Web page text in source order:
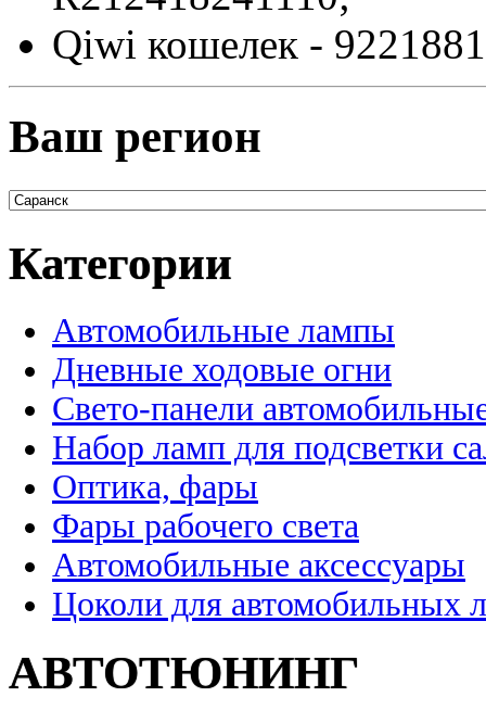
Qiwi кошелек -
Ваш регион
Категории
Автомобильные лампы
Дневные ходовые огни
Свето-панели
Набор ламп для подсветки
Оптика, фары
Фары рабочего света
Автомобильные аксессуары
Цоколи для автомобильных
АВТОТЮНИНГ